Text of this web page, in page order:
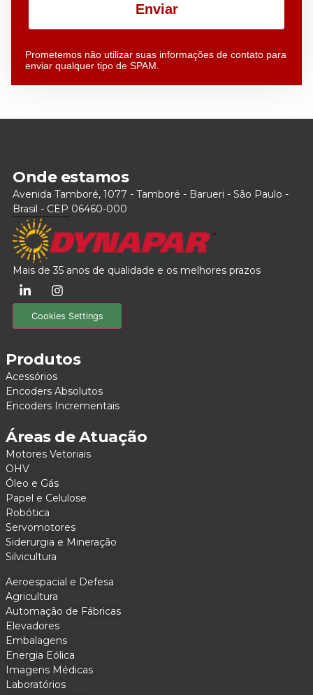
Enviar
Prometemos não utilizar suas informações de contato para
enviar qualquer tipo de SPAM.
Onde estamos
Avenida Tamboré, 1077 - Tamboré - Barueri - São Paulo -
Brasil - CEP 06460-000
Mais de 35 anos de qualidade e os melhores prazos
Cookies Settings
Produtos
Acessórios
Encoders Absolutos
Encoders Incrementais
Áreas de Atuação
Motores Vetoriais
OHV
Óleo e Gás
Papel e Celulose
Robótica
Servomotores
Siderurgia e Mineração
Silvicultura
Aeroespacial e Defesa
Agricultura
Automação de Fábricas
Elevadores
Embalagens
Energia Eólica
Imagens Médicas
Laboratórios